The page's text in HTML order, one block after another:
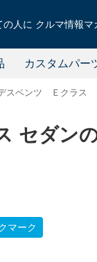
人に クルマ情報
カスタムパー
スベンツ Ｅクラス
セダン
マーク